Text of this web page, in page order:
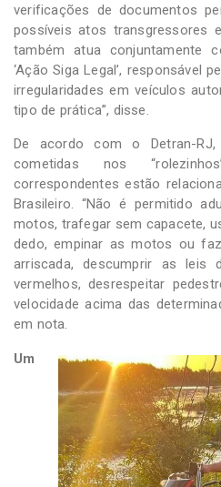
verificações de documentos
possíveis atos transgressores
também atua conjuntamente
‘Ação Siga Legal’, responsável
irregularidades em veículos
tipo de prática”, disse.
De acordo com o Detran-
cometidas nos
correspondentes estão
Brasileiro. “Não é permitido
motos, trafegar sem capacete,
dedo, empinar as motos ou
arriscada, descumprir as leis
vermelhos, desrespeitar
velocidade acima das
em nota.
Um